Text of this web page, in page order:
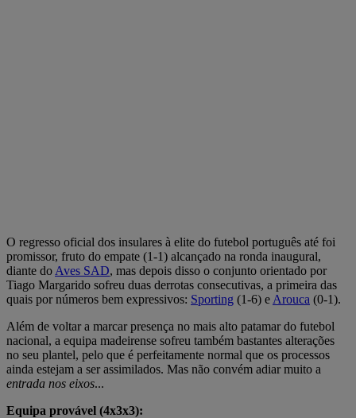
O regresso oficial dos insulares à elite do futebol português até foi
promissor, fruto do empate (1-1) alcançado na ronda inaugural,
diante do Aves SAD, mas depois disso o conjunto orientado por
Tiago Margarido sofreu duas derrotas consecutivas, a primeira das
quais por números bem expressivos: Sporting (1-6) e Arouca (0-1).
Além de voltar a marcar presença no mais alto patamar do futebol
nacional, a equipa madeirense sofreu também bastantes alterações
no seu plantel, pelo que é perfeitamente normal que os processos
ainda estejam a ser assimilados. Mas não convém adiar muito a
entrada nos eixos...
Equipa provável (4x3x3):